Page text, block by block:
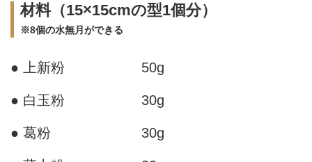
材料（15×15cmの型1個分）
※8個の水無月ができる
● 上新粉 50g
● 白玉粉 30g
● 葛粉 30g